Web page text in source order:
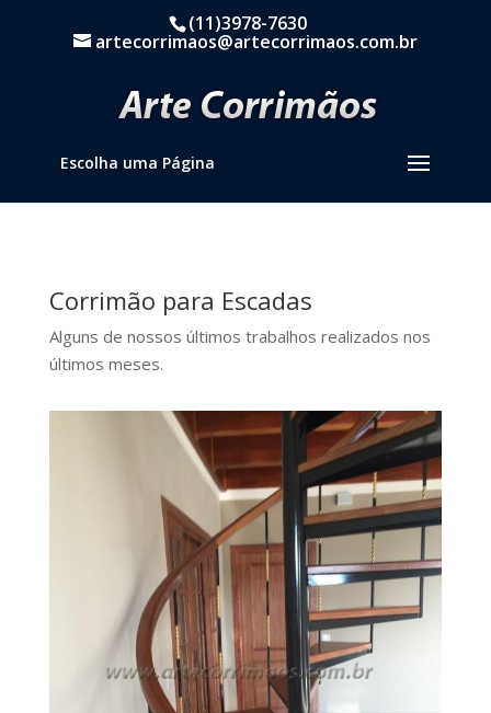
(11)3978-7630
artecorrimaos@artecorrimaos.com.br
Escolha uma Página
Corrimão para Escadas
Alguns de nossos últimos trabalhos realizados nos
últimos meses.